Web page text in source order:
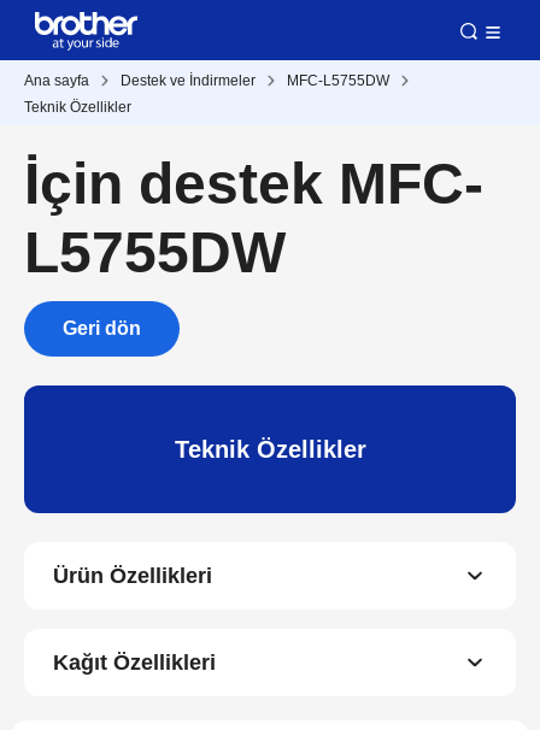
Ana sayfa Destek ve İndirmeler
MFC-L5755DW
Teknik Özellikler
İçin destek MFC-
L5755DW
Geri dön
Teknik Özellikler
Ürün Özellikleri
Kağıt Özellikleri